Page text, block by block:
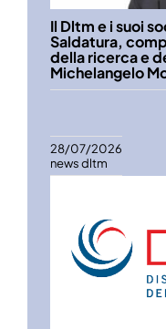
Il Dltm e i suoi
Saldatura,
della ricerca e
Michelangelo
28/07/2026
news dltm